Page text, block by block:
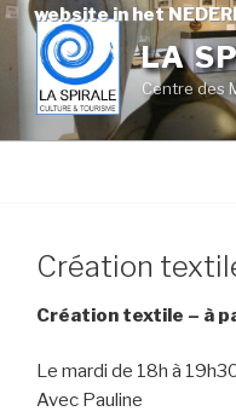
website in het
Skip
content
LA
Centre des
Création
Création textile – à
Le mardi de 18h à
Avec Pauline